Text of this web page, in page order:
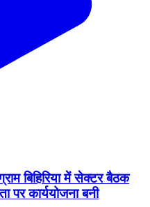
बिहिरिया में सेक्टर बैठक
पर कार्ययोजना बनी